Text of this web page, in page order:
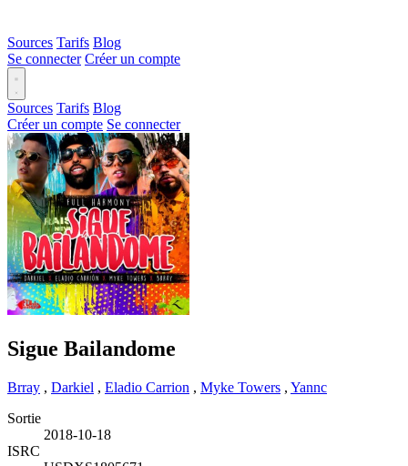
Sources Tarifs Blog
Se connecter Créer un compte
Sources Tarifs Blog
Créer un compte Se connecter
Sigue Bailandome
Brray , Darkiel , Eladio Carrion , Myke Towers , Yannc
Sortie
2018-10-18
ISRC